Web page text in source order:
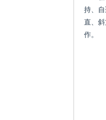
持、
直、
作。